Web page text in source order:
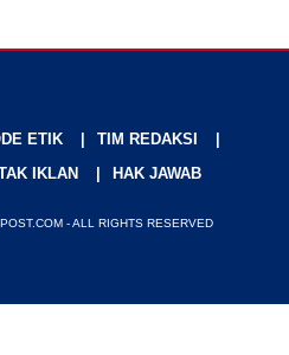
ETIK
TIM REDAKSI
IKLAN HAK JAWAB
- ALL RIGHTS RESERVED